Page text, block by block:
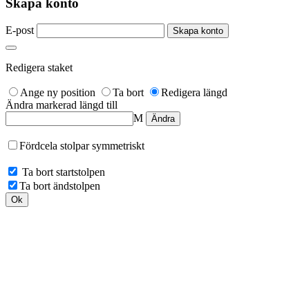
E-post
Redigera staket
Ange ny position Ta bort
Redigera längd
Ändra markerad längd till
M
Fördcela stolpar symmetriskt
Ta bort startstolpen
Ta bort ändstolpen